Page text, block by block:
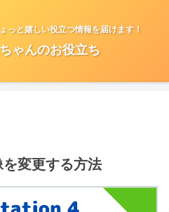
っと嬉しい役立つ情報を届けます！
ゃんのお役立ち
変更する方法